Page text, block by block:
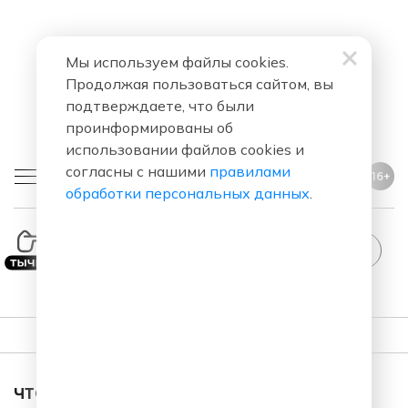
16+
ЧТО ЗА ПЕСНЯ ЗВУЧАЛА В ЭФИРЕ?
Мы используем файлы cookies.
Продолжая пользоваться сайтом, вы
подтверждаете, что были
проинформированы об
использовании файлов cookies и
согласны с нашими правилами
обработки персональных данных.